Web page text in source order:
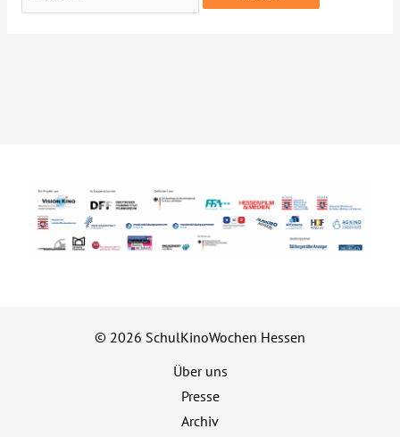
nach:
© 2026 SchulKinoWochen Hessen
Über uns
Presse
Archiv